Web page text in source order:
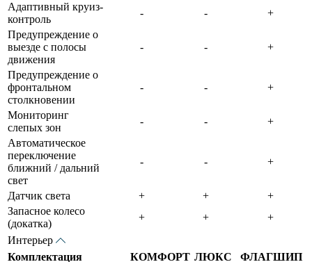
Адаптивный круиз-
контроль
Предупреждение о
выезде с полосы
движения
Предупреждение о
фронтальном
столкновении
Мониторинг
слепых зон
Автоматическое
переключение
ближний / дальний
свет
Датчик света
Запасное колесо
(докатка)
Интерьер
Комплектация
КОМФОРТ ЛЮКС ФЛАГШИП